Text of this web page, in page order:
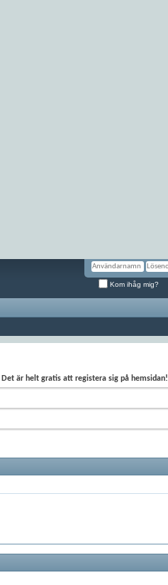
Kom ihåg mig?
Det är helt gratis att registera sig på hemsidan!